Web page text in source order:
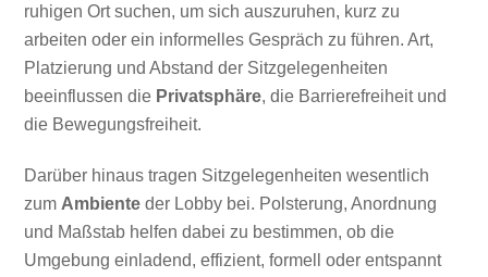
ruhigen Ort suchen, um sich auszuruhen, kurz zu
arbeiten oder ein informelles Gespräch zu führen. Art,
Platzierung und Abstand der Sitzgelegenheiten
beeinflussen die Privatsphäre, die Barrierefreiheit und
die Bewegungsfreiheit.
Darüber hinaus tragen Sitzgelegenheiten wesentlich
zum Ambiente der Lobby bei. Polsterung, Anordnung
und Maßstab helfen dabei zu bestimmen, ob die
Umgebung einladend, effizient, formell oder entspannt